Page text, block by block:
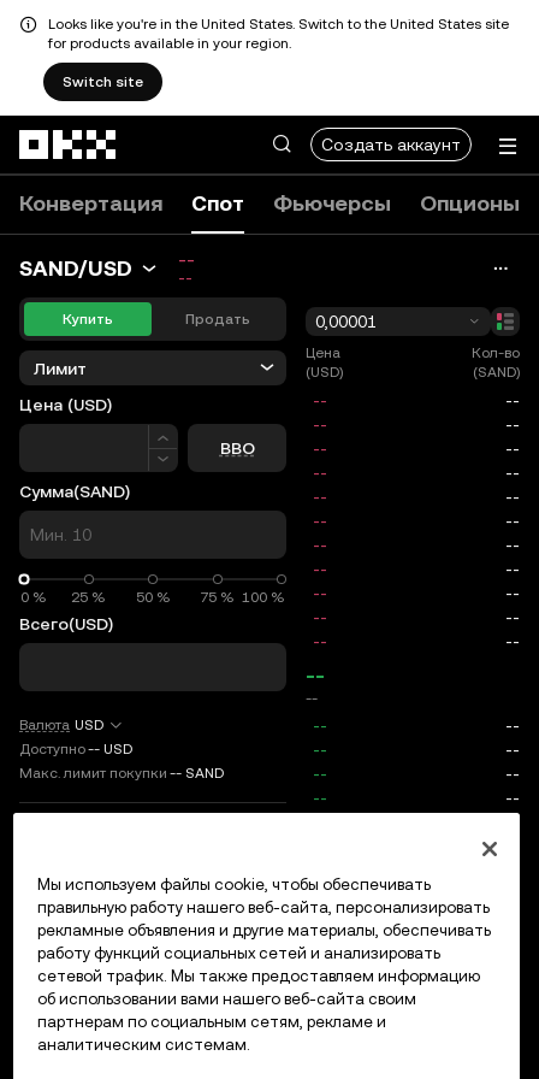
Looks like you're in the United States. Switch to the United States site
for products available in your region.
Switch site
Создать аккаунт
Конвертация Спот Фьючерсы Опционы
SAND/USD --
--
Купить Продать
Лимит
Цена (USD)
Цена
BBO
Сумма(SAND)
0 % 25 % 50 % 75 % 100 %
0 %
Всего(USD)
Валюта USD
Доступно-- USD
Макс. лимит покупки -- SAND
Вход/регистрация
Макс. цена 0
Комиссии
0,00001
Цена
(USD)
Кол-во
(SAND)
--
--
Открытые ордера История ордеров Открытые
Мы используем файлы cookie, чтобы обеспечивать
правильную работу нашего веб-сайта, персонализировать
рекламные объявления и другие материалы, обеспечивать
работу функций социальных сетей и анализировать
сетевой трафик. Мы также предоставляем информацию
об использовании вами нашего веб-сайта своим
партнерам по социальным сетям, рекламе и
аналитическим системам.